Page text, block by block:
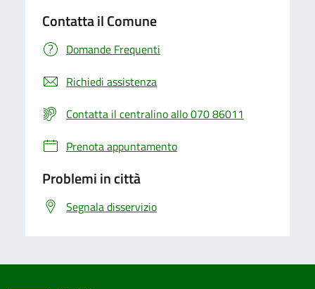
Contatta il Comune
Domande Frequenti
Richiedi assistenza
Contatta il centralino allo 070 86011
Prenota appuntamento
Problemi in città
Segnala disservizio